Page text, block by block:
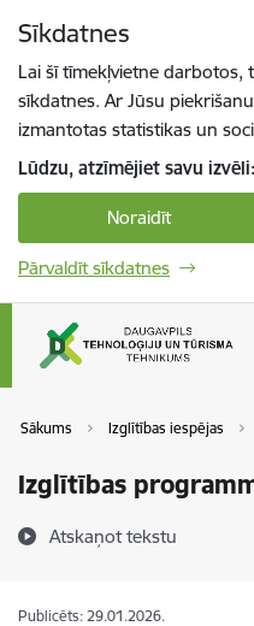
Sīkdatnes
Lai šī tīmekļvietne darbotos,
sīkdatnes. Ar Jūsu
izmantotas statistikas un
Lūdzu, atzīmējiet savu izvēli:
Noraidīt
Pārvaldīt sīkdatnes
Sākums Izglītības iespējas
Izglītības
Atskaņot tekstu
Publicēts: 29.01.2026.